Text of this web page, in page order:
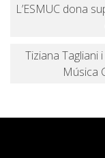
L’ESMUC dona
Tiziana Tagliani
Música